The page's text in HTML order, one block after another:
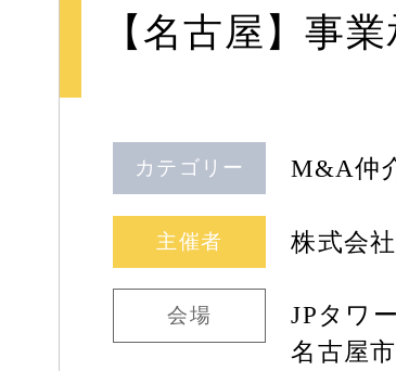
【名古屋】事
カテゴリー M&A仲
主催者 株式会
会場
JPタワ
名古屋